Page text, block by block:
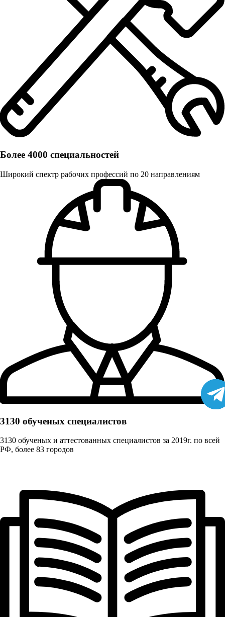
Более 4000 специальностей
Широкий спектр рабочих профессий по 20 направлениям
3130 обученых cпециалистов
3130 обученых и аттестованных специалистов за 2019г. по всей
РФ, более 83 городов